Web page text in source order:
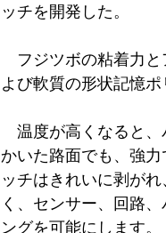
ッチを開発した。
フジツボの粘着力と
よび軟質の形状記憶
温度が高くなると、
かいた路面でも、強
ッチはきれいに剥が
く、センサー、回路
ングを可能にします。